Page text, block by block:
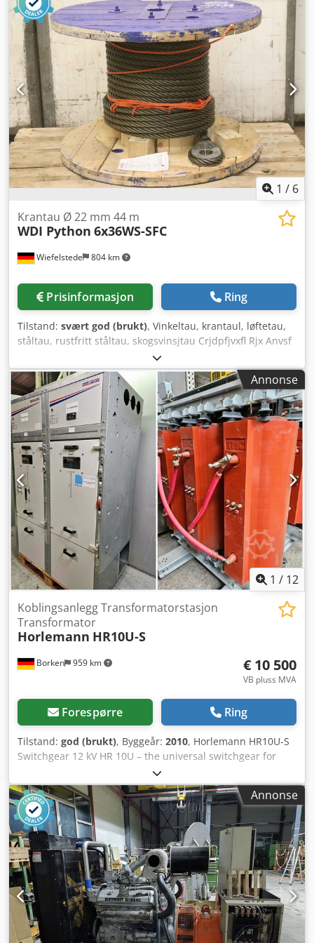
tilgjengelig - Transportmål: Ø 750 x 450 mm / Ø 745 x 465
mm - Vekt: 114 kg/stk / 108 kg/stk Cedpfx Aevw Svyenvjrf
1 / 6
Wiefelstede 804 km
Krantau Ø 22 mm 44 m
WDI Python 6x36WS-SFC
Prisinformasjon Ring
Tilstand: svært god (brukt), Vinkeltau, krantaul, løftetau,
ståltau, rustfritt ståltau, skogsvinsjtau Crjdpfjvxfl Rjx Anvsf
- Produsent: WDI Python, krantaul / vinsjtau Ø 22 mm -
Tau-type: 6x36WS-SFC med 1x løkke, se bilder - Nominell
bruddstyrke: 1960 N/mm² - Lengde: 44 m - Antall: 4 stk
ståltau tilgjengelig - Pris: per stk - Flere typer krantaul
tilgjengelig - Transportmål: Ø 800 x 570 mm - Vekt: 110
kg/stk
Annonse
1 / 12
Borken 959 km
Koblingsanlegg Transformatorstasjon
Transformator
Horlemann HR10U-S
€ 10 500
VB pluss MVA
Forespørre Ring
Tilstand: god (brukt), Byggeår: 2010, Horlemann HR10U-S
Switchgear 12 kV HR 10U – the universal switchgear for
industry and utilities Modular medium-voltage switchgear
for solar power distribution Switchgear: Manufacturer:
Horlemann Switching configuration: KKÜHTTT Type:
HR10U-S Rated voltage: 12 kV Rated current: 630 A Short-
circuit capacity: 20 kA/1s Height: 2060 mm Width: 1300 mm
Depth: 800 mm Cell width: 7 x 650 mm Busbar: aluminium
50 x 10 mm Weight: approx. 620 kg HR10U Rated Data: Ur:
12 kV Ir: 630 A Up: 75 kV Ik: 20 kA (1s) Ud: 28 kV Ip: 50 kA Fr:
50 Hz IAC: AFL 25 kA (1s) IP: IP4X According to IEC-62271-
200 (VDE 0671-200); 2003-11 TMC Cast Resin Transformer:
Design: Cast resin Primary voltage: 10 kV Secondary
voltage: 400 / 230 V Vector group: Dyn5 Year of
Annonse